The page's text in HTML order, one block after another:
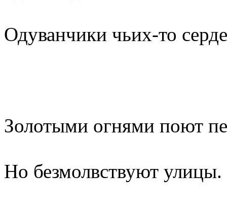
Одуванчики чьих-то
Золотыми огнями поют
Но безмолвствуют улицы.